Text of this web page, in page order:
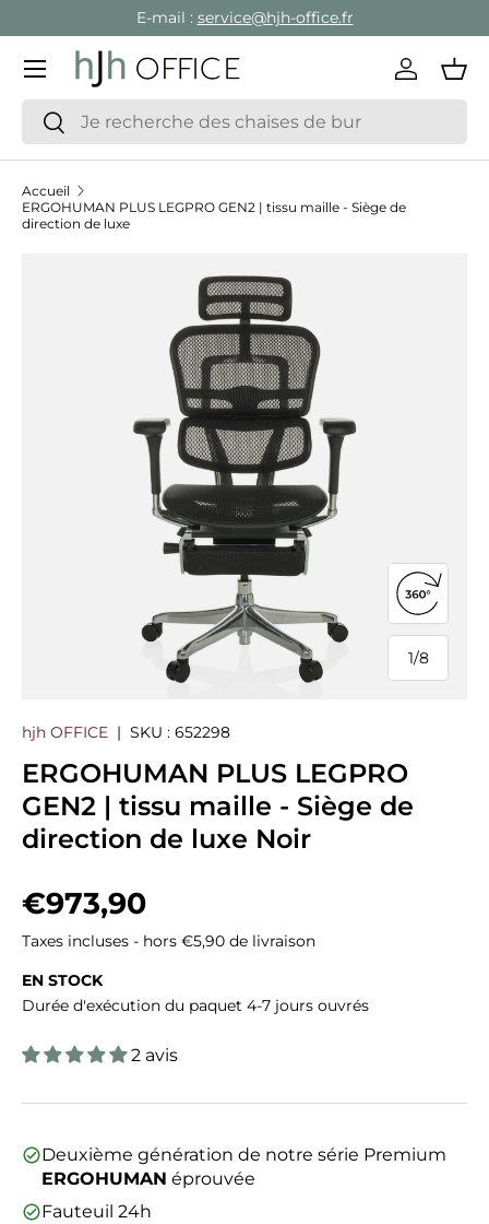
Aller au contenu
E-mail : service@hjh-office.fr
Recherche
Rechercher
Se
Menu
Accueil
ERGOHUMAN PLUS LEGPRO GEN2 | tissu maille - Siège de
direction de luxe
Passer aux informations produits
1/
de
8
Ouvrir la
hjh OFFICE | SKU : 652298
ERGOHUMAN PLUS LEGPRO
GEN2 | tissu maille - Siège de
direction de luxe Noir
Prix habituel
€973,90
Taxes incluses - hors €5,90 de livraison
EN STOCK
Durée d'exécution du paquet 4-7 jours ouvrés
2 avis
Deuxième génération de notre série Premium
ERGOHUMAN éprouvée
Fauteuil 24h